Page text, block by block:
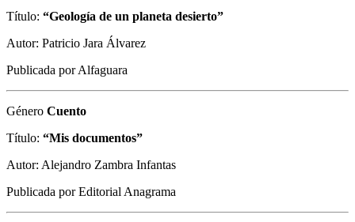
Título: “Geología de un planeta desierto”
Autor: Patricio Jara Álvarez
Publicada por Alfaguara
Género Cuento
Título: “Mis documentos”
Autor: Alejandro Zambra Infantas
Publicada por Editorial Anagrama